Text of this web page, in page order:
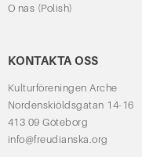
O nas (Polish)
KONTAKTA OSS
Kulturföreningen Arche
Nordenskiöldsgatan 14-16
413 09 Göteborg
info@freudianska.org